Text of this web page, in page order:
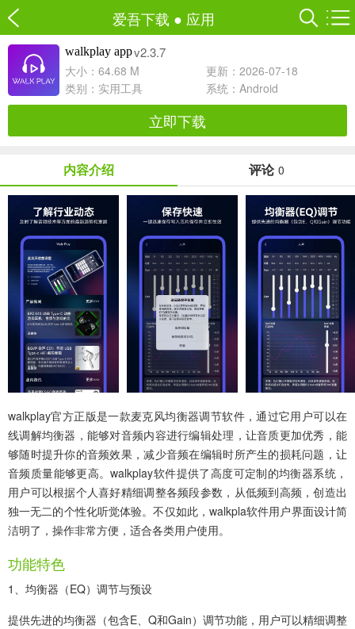
爱吾下载 ● 应用
walkplay appv2.3.7
大小：64.68 M
更新：2026-07-18
类别： 实用工具 系统：Android
立即下载
内容介绍 评论 0
walkplay官方正版是一款麦克风均衡器调节软件，通过它用户可以在
线调解均衡器，能够对音频内容进行编辑处理，让音质更加优秀，能
够随时提升你的音频效果，减少音频在编辑时所产生的损耗问题，让
音频质量能够更高。walkplay软件提供了高度可定制的均衡器系统，
用户可以根据个人喜好精细调整各频段参数，从低频到高频，创造出
独一无二的个性化听觉体验。不仅如此，walkpla软件用户界面设计简
洁明了，操作非常方便，适合各类用户使用。
功能特色
1、均衡器（EQ）调节与预设
提供先进的均衡器（包含E、Q和Gain）调节功能，用户可以精细调整